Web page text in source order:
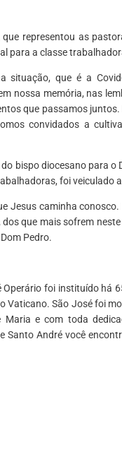
representou as
para a classe
situação, que é a
nossa memória, nas
que passamos
convidados a
bispo diocesano para o
foi veiculado
Jesus caminha
que mais sofrem
Pedro.
foi instituído há
Vaticano. São José foi
e com toda
Santo André você